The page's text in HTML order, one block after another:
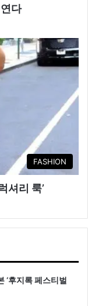
다
FASHION
셔리 룩’
‘후지록 페스티벌